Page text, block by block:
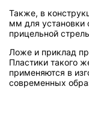
Также, в
мм для установки
прицельной
Ложе и приклад
Пластики такого
применяются в
современных